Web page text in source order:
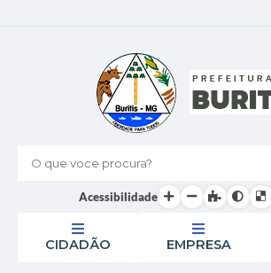
O que voce procura?
Acessibilidade
CIDADÃO EMPRESA